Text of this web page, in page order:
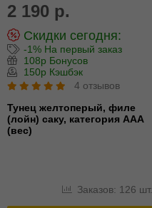
2 190 р.
Скидки сегодня:
-1% На первый заказ
108р Бонусов
150р Кэшбэк
4 отзывов
Тунец желтоперый, филе
(лойн) cаку, категория ААА
(вес)
Заказов: 126 шт.